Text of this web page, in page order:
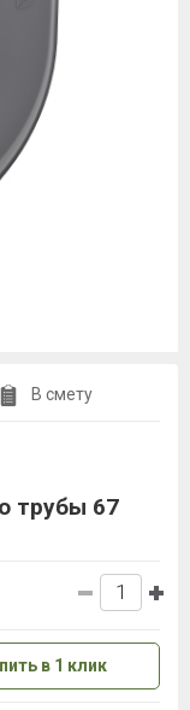
В смету
трубы 67
в 1 клик